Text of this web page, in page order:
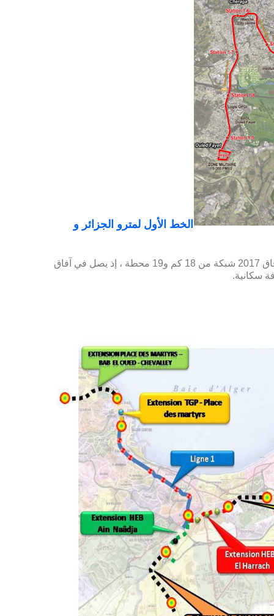
الخط الأول لمترو الجزائر و
إنجاز امتدادات الخط الأول لمترو الجزائر يشكل على آفاق 2017 شبكة من 18 كم و19 محطة ، إذ يصل في آفاق
سكانية.